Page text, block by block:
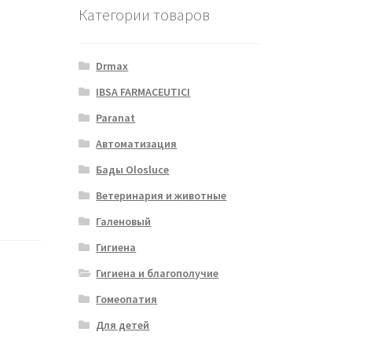
Категории товаров
Drmax
IBSA FARMACEUTICI
Paranat
Автоматизация
Бады Olosluce
Ветеринария и животные
Галеновый
Гигиена
Гигиена и благополучие
Гомеопатия
Для детей